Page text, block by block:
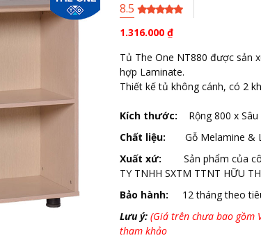
8.5
1.316.000₫
Tủ The One NT880 được sản
hợp Laminate.
Thiết kế tủ không cánh, có 2
Kích thước: Rộng 800 x
Chất liệu:
Gỗ Melamine &
Xuất xứ:
Sản phẩm của
TY TNHH SXTM TTNT HỮU
Bảo hành:
12 tháng theo
Lưu ý: (Giá trên chưa bao gồm
tham khảo